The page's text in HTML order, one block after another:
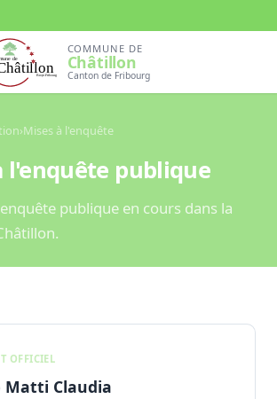
COMMUNE DE
Châtillon
Canton de Fribourg
›Mises à l'enquête
l'enquête publique
publique en cours dans la
OFFICIEL
Matti Claudia